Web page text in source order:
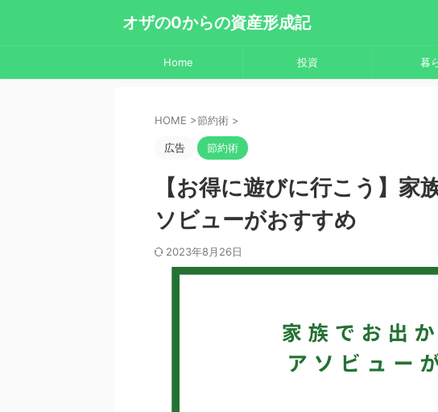
オザの0からの資産形成記
Home 投資 暮
HOME >節約術 >
広告 節約術
【お得に遊びに行こう】家
ソビューがおすすめ
2023年8月26日